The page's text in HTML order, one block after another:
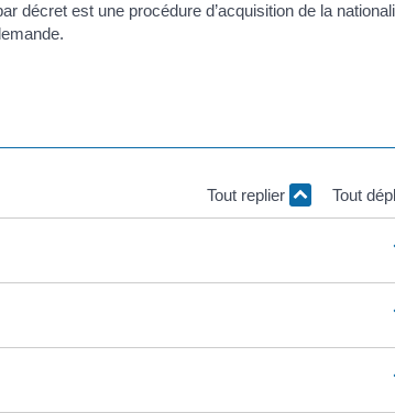
décret est une procédure d’acquisition de la
Tout replier Tout